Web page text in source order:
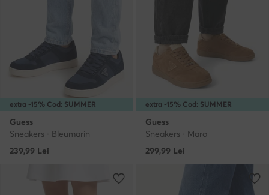
extra -15% Cod: SUMMER
Guess
Sneakers · Bleumarin
239,99 Lei
extra -15% Cod: SUMMER
Guess
Sneakers · Maro
299,99 Lei